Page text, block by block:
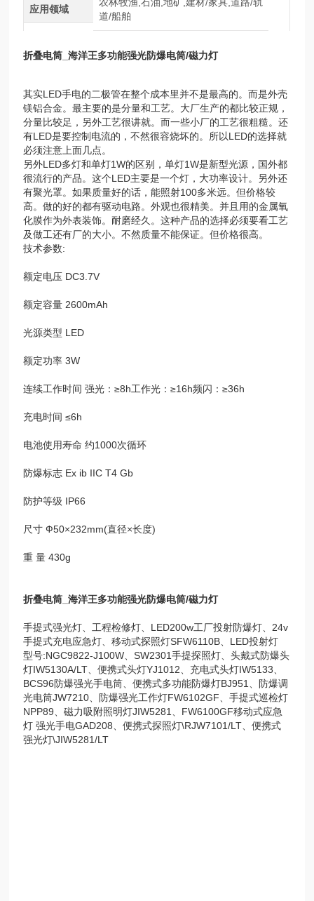
应用领域
道/船舶
折叠电筒_海洋王多功能强光防爆电筒/磁力灯
其实LED手电的二极管在整个成本里并不是最高的。而是外壳
镁铝合金。最主要的是分量和工艺。大厂生产的都比较正规，
分量比较足，另外工艺很讲就。而一些小厂的工艺很粗糙。还
有LED是要控制电流的，不然很容烧坏的。所以LED的选择就
必须注意上面几点。
另外LED多灯和单灯1W的区别，单灯1W是新型光源，国外都
很流行的产品。这个LED主要是一个灯，大功率设计。另外还
有聚光罩。如果质量好的话，能照射100多米远。但价格较
高。做的好的都有驱动电路。外观也很精美。并且用的金属氧
化膜作为外表装饰。耐磨经久。这种产品的选择必须要看工艺
及做工还有厂的大小。不然质量不能保证。但价格很高。
技术参数:
额定电压 DC3.7V
额定容量 2600mAh
光源类型 LED
额定功率 3W
连续工作时间 强光：≥8h工作光：≥16h频闪：≥36h
充电时间 ≤6h
电池使用寿命 约1000次循环
防爆标志 Ex ib IIC T4 Gb
防护等级 IP66
尺寸 Ф50×232mm(直径×长度)
重 量 430g
折叠电筒_海洋王多功能强光防爆电筒/磁力灯
手提式强光灯、工程检修灯、LED200w工厂投射防爆灯、24v
手提式充电应急灯、移动式探照灯SFW6110B、LED投射灯
型号:NGC9822-J100W、SW2301手提探照灯、头戴式防爆头
灯IW5130A/LT、便携式头灯YJ1012、充电式头灯IW5133、
BCS96防爆强光手电筒、便携式多功能防爆灯BJ951、防爆调
光电筒JW7210、防爆强光工作灯FW6102GF、手提式巡检灯
NPP89、磁力吸附照明灯JIW5281、FW6100GF移动式应急
灯 强光手电GAD208、便携式探照灯\RJW7101/LT、便携式
强光灯\JIW5281/LT